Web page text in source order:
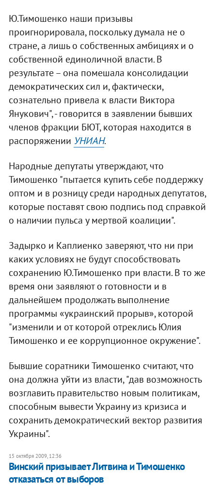
Ю.Тимошенко наши призывы
проигнорировала, поскольку думала не о
стране, а лишь о собственных амбициях и о
собственной единоличной власти. В
результате – она помешала консолидации
демократических сил и, фактически,
сознательно привела к власти Виктора
Янукович", - говорится в заявлении бывших
членов фракции БЮТ, которая находится в
распоряжении УНИАН.
Народные депутаты утверждают, что
Тимошенко "пытается купить себе поддержку
оптом и в розницу среди народных депутатов,
которые поставят свою подпись под справкой
о наличии пульса у мертвой коалиции".
Задырко и Каплиенко заверяют, что ни при
каких условиях не будут способствовать
сохранению Ю.Тимошенко при власти. В то же
время они заявляют о готовности и в
дальнейшем продолжать выполнение
программы «украинский прорыв», которой
"изменили и от которой отреклись Юлия
Тимошенко и ее коррупционное окружение".
Бывшие соратники Тимошенко считают, что
она должна уйти из власти, "дав возможность
возглавить правительство новым политикам,
способным вывести Украину из кризиса и
сохранить демократический вектор развития
Украины".
15 октября 2009, 12:36
Винский призывает Литвина и Тимошенко
отказаться от выборов